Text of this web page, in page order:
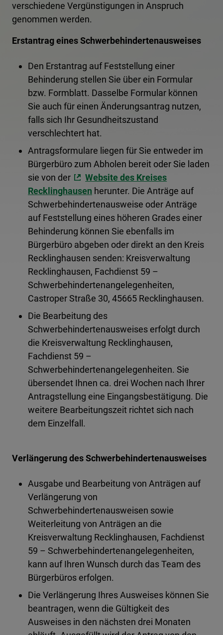
verschiedene Vergünstigungen in Anspruch
genommen werden.
Erstantrag eines Schwerbehindertenausweises
Den Erstantrag auf Feststellung einer
Behinderung stellen Sie über ein Formular
bzw. Formblatt. Dasselbe Formular können
Sie auch für einen Änderungsantrag nutzen,
falls sich Ihr Gesundheitszustand
verschlechtert hat.
Antragsformulare liegen für Sie entweder im
Bürgerbüro zum Abholen bereit oder Sie laden
sie von der
Website des Kreises
Recklinghausen herunter. Die Anträge auf
Schwerbehindertenausweise oder Anträge
auf Feststellung eines höheren Grades einer
Behinderung können Sie ebenfalls im
Bürgerbüro abgeben oder direkt an den Kreis
Recklinghausen senden: Kreisverwaltung
Recklinghausen, Fachdienst 59 –
Schwerbehindertenangelegenheiten,
Castroper Straße 30, 45665 Recklinghausen.
Die Bearbeitung des
Schwerbehindertenausweises erfolgt durch
die Kreisverwaltung Recklinghausen,
Fachdienst 59 –
Schwerbehindertenangelegenheiten. Sie
übersendet Ihnen ca. drei Wochen nach Ihrer
Antragstellung eine Eingangsbestätigung. Die
weitere Bearbeitungszeit richtet sich nach
dem Einzelfall.
Verlängerung des Schwerbehindertenausweises
Ausgabe und Bearbeitung von Anträgen auf
Verlängerung von
Schwerbehindertenausweisen sowie
Weiterleitung von Anträgen an die
Kreisverwaltung Recklinghausen, Fachdienst
59 – Schwerbehindertenangelegenheiten,
kann auf Ihren Wunsch durch das Team des
Bürgerbüros erfolgen.
Die Verlängerung Ihres Ausweises können Sie
beantragen, wenn die Gültigkeit des
Ausweises in den nächsten drei Monaten